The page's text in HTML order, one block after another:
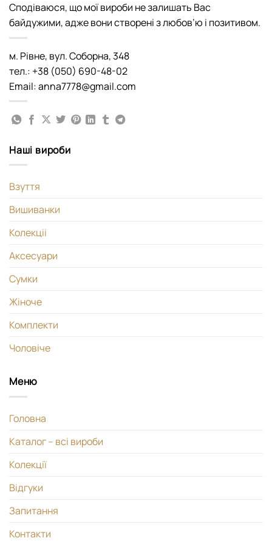
Сподіваюся, що мої вироби не залишать Вас
байдужими, адже вони створені з любов’ю і позитивом.
м. Рівне, вул. Соборна, 348
тел.: +38 (050) 690-48-02
Email: anna7778@gmail.com
Наші вироби
Взуття
Вишиванки
Колекціі
Аксесуари
Сумки
Жіноче
Комплекти
Чоловіче
Меню
Головна
Каталог – всі вироби
Колекції
Відгуки
Запитання
Контакти